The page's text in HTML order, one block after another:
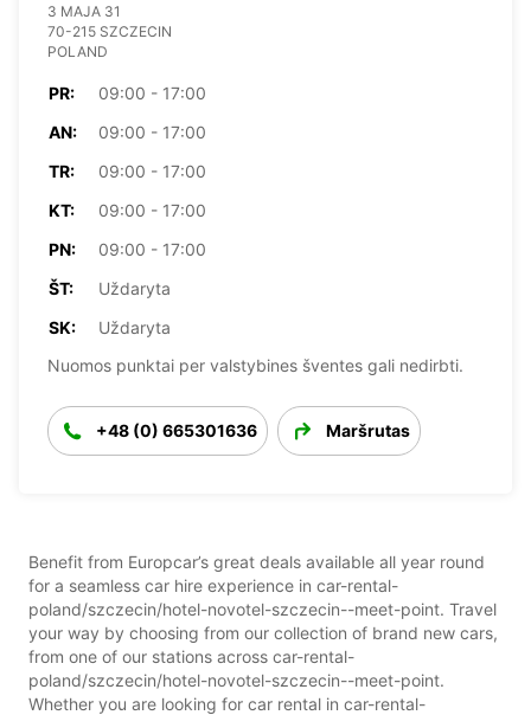
3 MAJA 31
70-215 SZCZECIN
POLAND
PR:
09:00 - 17:00
AN:
09:00 - 17:00
TR:
09:00 - 17:00
KT:
09:00 - 17:00
PN:
09:00 - 17:00
ŠT:
Uždaryta
SK:
Uždaryta
Nuomos punktai per valstybines šventes gali nedirbti.
+48 (0) 665301636 Maršrutas
Benefit from Europcar’s great deals available all year round
for a seamless car hire experience in car-rental-
poland/szczecin/hotel-novotel-szczecin--meet-point. Travel
your way by choosing from our collection of brand new cars,
from one of our stations across car-rental-
poland/szczecin/hotel-novotel-szczecin--meet-point.
Whether you are looking for car rental in car-rental-